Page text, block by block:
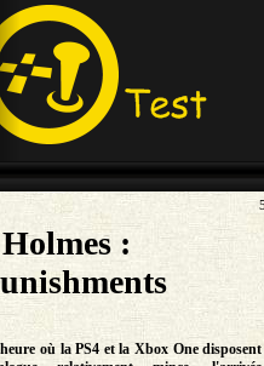
:
où la PS4 et la Xbox One